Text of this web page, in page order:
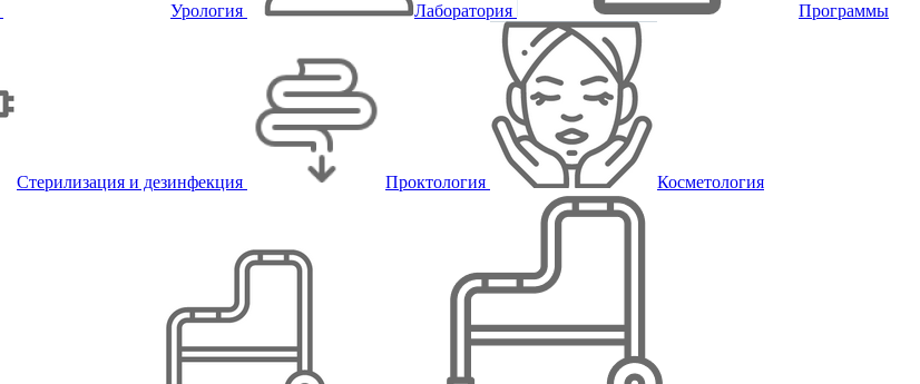
Урология Лаборатория Программы
Стерилизация и дезинфекция Проктология Косметология